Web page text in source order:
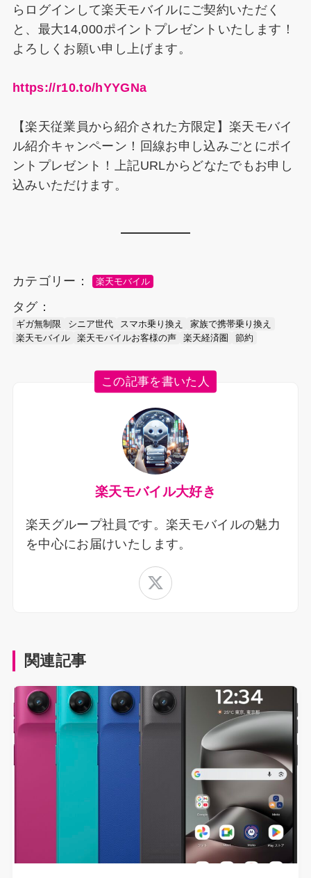
らログインして楽天モバイルにご契約いただく
と、最大14,000ポイントプレゼントいたします！
よろしくお願い申し上げます。
https://r10.to/hYYGNa
【楽天従業員から紹介された方限定】楽天モバイ
ル紹介キャンペーン！回線お申し込みごとにポイ
ントプレゼント！上記URLからどなたでもお申し
込みいただけます。
カテゴリー： 楽天モバイル
タグ：
ギガ無制限 シニア世代 スマホ乗り換え
家族で携帯乗り換え
楽天モバイル
楽天モバイルお客様の声 楽天経済圏 節約
この記事を書いた人
楽天モバイル大好き
楽天グループ社員です。楽天モバイルの魅力
を中心にお届けいたします。
関連記事